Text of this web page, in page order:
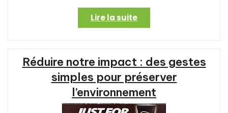
Lire la suite« Réduire
son
empreinte
carbone
Agir
pour
un
avenir
Réduire notre impact : des gestes
simples pour préserver
l’environnement